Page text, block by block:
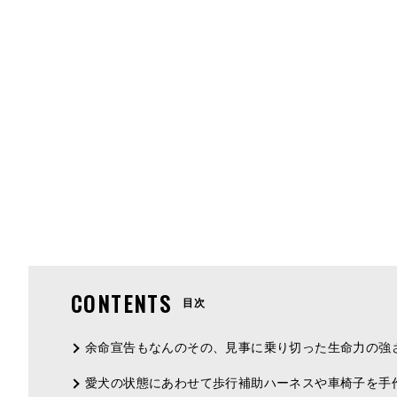
CONTENTS 目次
余命宣告もなんのその、見事に乗り切った生命力の強
愛犬の状態にあわせて歩行補助ハーネスや車椅子を手